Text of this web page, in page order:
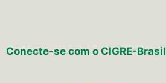
Conecte-se com o CIGRE-Brasil